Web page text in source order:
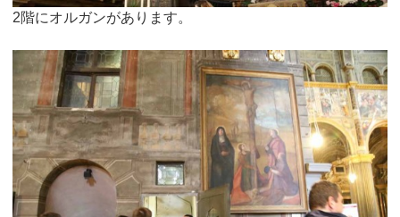
2階にオルガンがあります。